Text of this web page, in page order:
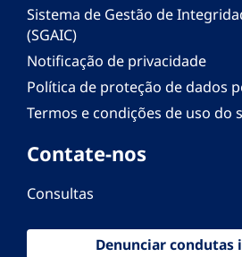
Sistema de Gestão de
(SGAIC)
Notificação de privacidade
Política de proteção de dados
Termos e condições de uso do
Contate-nos
Consultas
Denunciar condutas